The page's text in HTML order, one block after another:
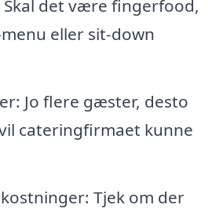
Skal det være fingerfood,
eller sit-down
Jo flere gæster, desto
cateringfirmaet kunne
Tjek om der